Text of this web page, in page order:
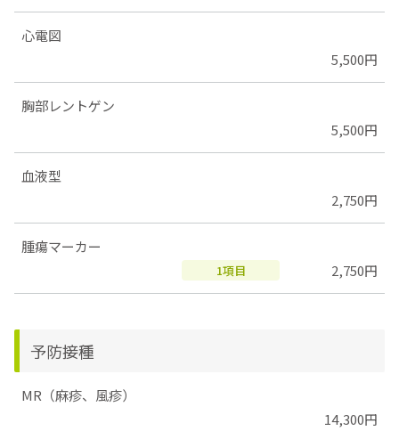
心電図
5,500円
胸部レントゲン
5,500円
血液型
2,750円
腫瘍マーカー
1項目 2,750円
予防接種
MR（麻疹、風疹）
14,300円